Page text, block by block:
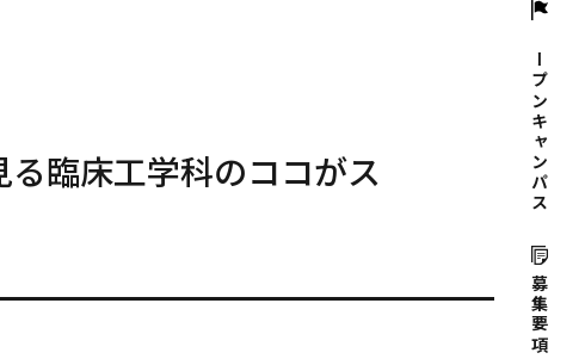
オープンキャンパス
募集要項
臨床工学科のココがス